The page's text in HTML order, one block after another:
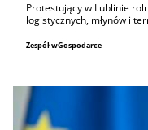
Protestujący w Lublinie
logistycznych, młynów i
Zespół wGospodarce